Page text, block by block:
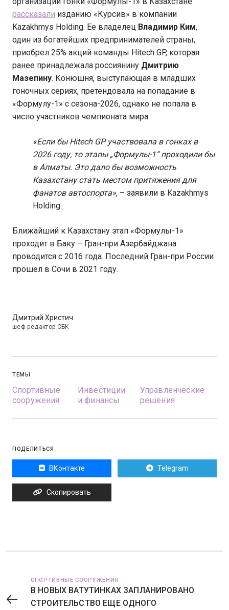
рассказали изданию «Курсив» в компании
Kazakhmys Holding. Ее владелец Владимир Ким,
один из богатейших предпринимателей страны,
приобрел 25% акций команды Hitech GP, которая
ранее принадлежала россиянину Дмитрию
Мазепину. Конюшня, выступающая в младших
гоночных сериях, претендовала на попадание в
«Формулу-1» с сезона-2026, однако не попала в
число участников чемпионата мира.
«Если бы Hitech GP участвовала в гонках в
2026 году, то этапы „Формулы-1“ проходили бы
в Алматы. Это дало бы возможность
Казахстану стать местом притяжения для
фанатов автоспорта», – заявили в Kazakhmys
Holding.
Ближайший к Казахстану этап «Формулы-1»
проходит в Баку – Гран-при Азербайджана
проводится с 2016 года. Последний Гран-при России
прошел в Сочи в 2021 году.
Дмитрий Христич
шеф-редактор СБК
ТЕМЫ
Спортивные
сооружения
Инвестиции
и финансы
Управленческие
решения
ПОДЕЛИТЬСЯ
ВКонтакте Telegram
Скопировать
СПОРТИВНЫЕ СООРУЖЕНИЯ
В НОВЫХ ВАТУТИНКАХ ЗАПЛАНИРОВАНО
СТРОИТЕЛЬСТВО ЕЩЕ ОДНОГО